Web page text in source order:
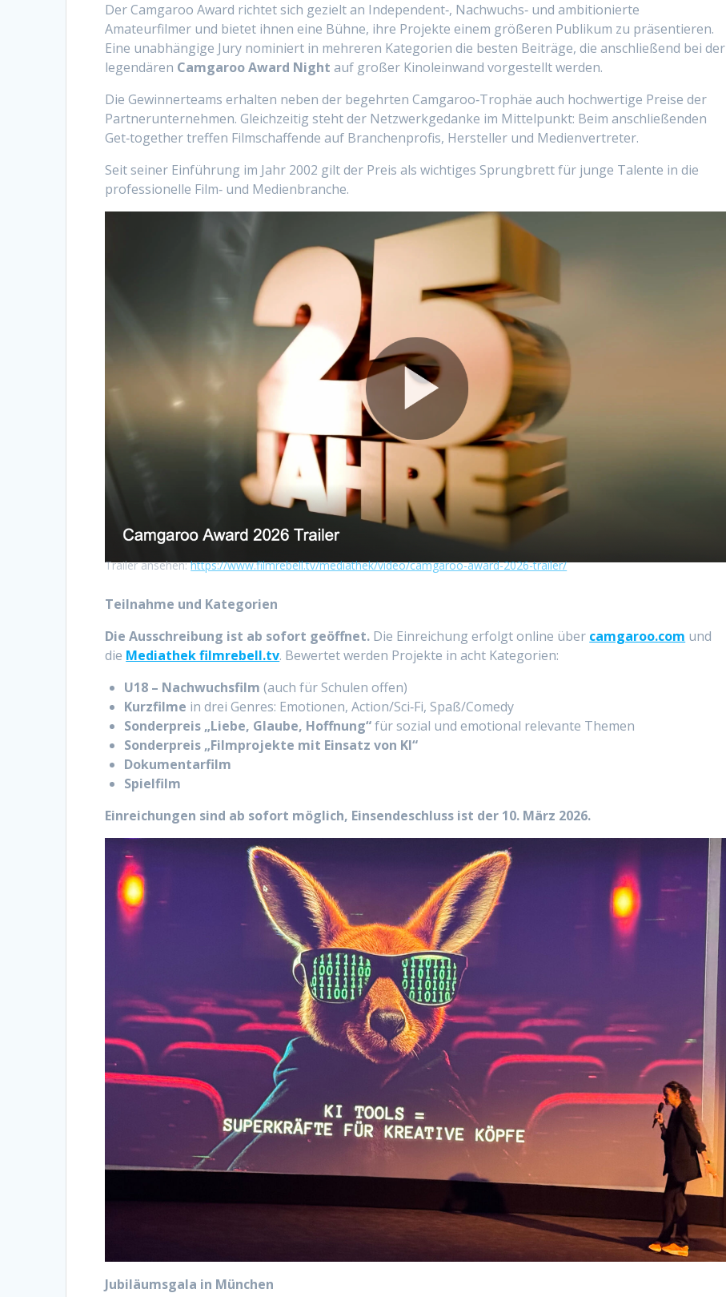
Der Camgaroo Award richtet sich gezielt an Independent‑, Nachwuchs‑ und ambitionierte
Amateurfilmer und bietet ihnen eine Bühne, ihre Projekte einem größeren Publikum zu präsentieren.
Eine unabhängige Jury nominiert in mehreren Kategorien die besten Beiträge, die anschließend bei der
legendären Camgaroo Award Night auf großer Kinoleinwand vorgestellt werden.
Die Gewinnerteams erhalten neben der begehrten Camgaroo‑Trophäe auch hochwertige Preise der
Partnerunternehmen. Gleichzeitig steht der Netzwerkgedanke im Mittelpunkt: Beim anschließenden
Get‑together treffen Filmschaffende auf Branchenprofis, Hersteller und Medienvertreter.
Seit seiner Einführung im Jahr 2002 gilt der Preis als wichtiges Sprungbrett für junge Talente in die
professionelle Film‑ und Medienbranche.
Trailer ansehen:https://www.filmrebell.tv/mediathek/video/camgaroo-award-2026-trailer/
Teilnahme und Kategorien
Die Ausschreibung ist ab sofort geöffnet. Die Einreichung erfolgt online über camgaroo.com und
die Mediathek filmrebell.tv. Bewertet werden Projekte in acht Kategorien:
U18 – Nachwuchsfilm (auch für Schulen offen)
Kurzfilme in drei Genres: Emotionen, Action/Sci‑Fi, Spaß/Comedy
Sonderpreis „Liebe, Glaube, Hoffnung“für sozial und emotional relevante Themen
Sonderpreis „Filmprojekte mit Einsatz von KI“
Dokumentarfilm
Spielfilm
Einreichungen sind ab sofort möglich, Einsendeschluss ist der 10. März 2026.
Jubiläumsgala in München